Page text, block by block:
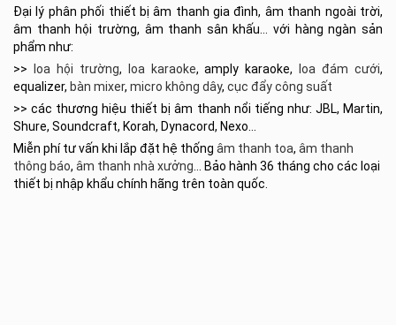
Đại lý phân phối thiết bị âm thanh gia đình, âm thanh ngoài trời,
âm thanh hội trường, âm thanh sân khấu… với hàng ngàn sản
phẩm như:
>>
loa hội trường, loa karaoke, amply karaoke, loa đám cưới,
equalizer, bàn mixer, micro không dây, cục đẩy công suất
>> các thương hiệu thiết bị âm thanh nổi tiếng như: JBL, Martin,
Shure, Soundcraft, Korah, Dynacord, Nexo…
Miễn phí tư vấn khi lắp đặt hệ thống âm thanh toa, âm thanh
thông báo, âm thanh nhà xưởng … Bảo hành 36 tháng cho các loại
thiết bị nhập khẩu chính hãng trên toàn quốc.